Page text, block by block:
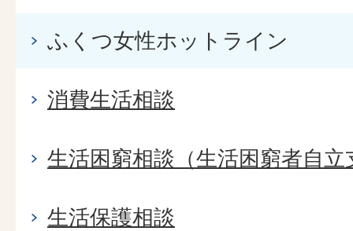
ふくつ女性ホットライン
消費生活相談
生活困窮相談（生活困窮者自立
生活保護相談